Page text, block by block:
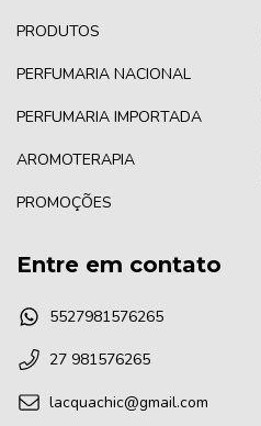
PRODUTOS
PERFUMARIA NACIONAL
PERFUMARIA IMPORTADA
AROMOTERAPIA
PROMOÇÕES
Entre em contato
5527981576265
27 981576265
lacquachic@gmail.com